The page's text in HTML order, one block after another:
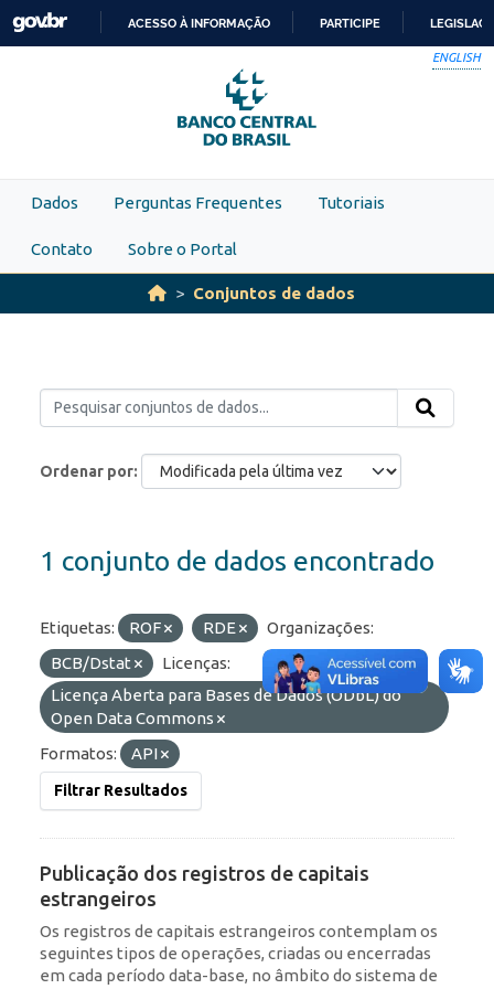
Skip to main content
PARA
O
CONTEÚDO
ACESSO À INFORMAÇÃO PARTICIPE
ENGLISH
Dados Perguntas Frequentes Tutoriais
Contato Sobre o Portal
Conjuntos de dados
Ordenar por
1 conjunto de dados encontrado
Etiquetas: ROF RDE
Organizações:
BCB/Dstat
Licenças:
Licença Aberta para Bases de Dados (ODbL) do
Open Data Commons
Formatos:
API
Filtrar Resultados
Publicação dos registros de capitais
estrangeiros
Os registros de capitais estrangeiros contemplam os
seguintes tipos de operações, criadas ou encerradas
em cada período data-base, no âmbito do sistema de